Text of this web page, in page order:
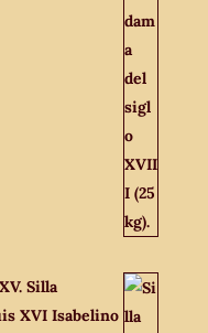
Silla
XVI Isabelino